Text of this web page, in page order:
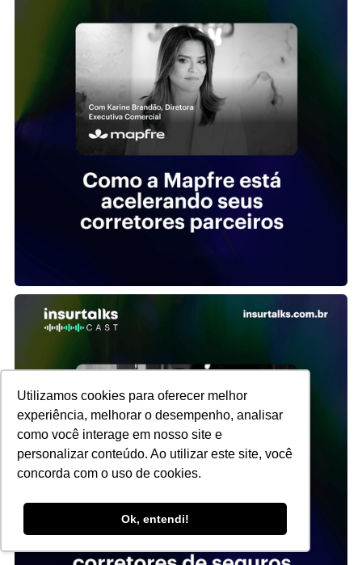
Utilizamos cookies para oferecer melhor
experiência, melhorar o desempenho, analisar
como você interage em nosso site e
personalizar conteúdo. Ao utilizar este site, você
concorda com o uso de cookies.
Ok, entendi!